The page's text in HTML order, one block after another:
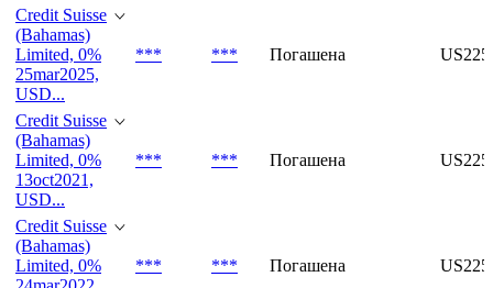
Credit Suisse
(Bahamas)
Limited, 0%
25mar2025,
USD...
*** *** Погашена
Credit Suisse
(Bahamas)
Limited, 0%
13oct2021,
USD...
*** *** Погашена
Credit Suisse
(Bahamas)
Limited, 0%
*** *** Погашена